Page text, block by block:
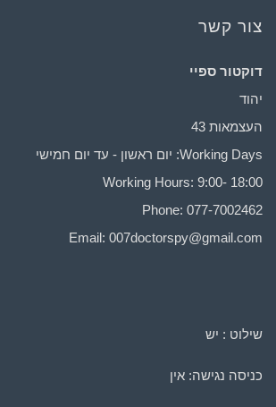
צור קשר
דוקטור ספיי
יהוד
העצמאות 43
Working Days: יום ראשון - עד יום חמישי
Working Hours: 9:00- 18:00
Phone: 077-7002462
Email: 007doctorspy@gmail.com
שילוט : יש
כניסה נגישה: אין